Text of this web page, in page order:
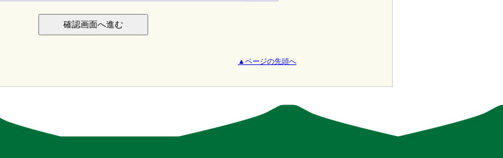
▲ページの先頭へ